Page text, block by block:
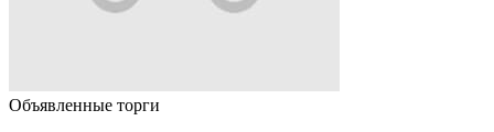
Объявленные торги